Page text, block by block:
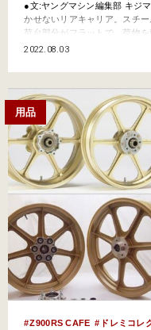
●文:ヤングマシン編集部 キジ
かせないリアキャリア。スチ
荷台部分がフラットで、荷物
リア】●カワサキZ900RSシリ
たコン…
2022.08.03
用品
Z900RS CAFE ドレミコレ